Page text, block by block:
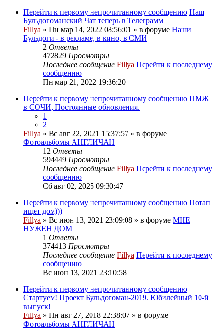
Перейти к первому непрочитанному сообщению Наш
Бульдогоманский Чат теперь в Телеграмм
Fillya » Пн мар 14, 2022 08:56:01 » в форуме Наши
Бульдоги - в рекламе, в кино, в СМИ
2 Ответы
472829 Просмотры
Последнее сообщение Fillya Перейти к последнему
сообщению
Пн мар 21, 2022 19:36:20
Перейти к первому непрочитанному сообщению ПМЖ
в СОЧИ, Постоянные обновления.
1
2
Fillya » Вс авг 22, 2021 15:37:57 » в форуме
Фотоальбомы АНГЛИЧАН
12 Ответы
594449 Просмотры
Последнее сообщение Fillya Перейти к последнему
сообщению
Сб авг 02, 2025 09:30:47
Перейти к первому непрочитанному сообщению Потап
ищет дом)))
Fillya » Вс июн 13, 2021 23:09:08 » в форуме МНЕ
НУЖЕН ДОМ.
1 Ответы
374413 Просмотры
Последнее сообщение Fillya Перейти к последнему
сообщению
Вс июн 13, 2021 23:10:58
Перейти к первому непрочитанному сообщению
Стартуем! Проект Бульдогоман-2019. Юбилейный 10-й
выпуск!
Fillya » Пн авг 27, 2018 22:38:07 » в форуме
Фотоальбомы АНГЛИЧАН